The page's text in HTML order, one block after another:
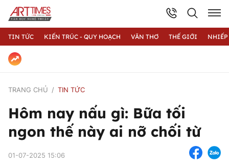
TIN TỨC KIẾN TRÚC - QUY HOẠCH VĂN THƠ THẾ GIỚI
TRANG CHỦ TIN TỨC
Hôm nay nấu gì: Bữa tối
ngon thế này ai nỡ chối từ
01-07-2025 15:06